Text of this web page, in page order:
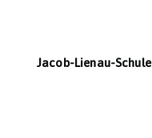
Jacob-Lienau-Schule